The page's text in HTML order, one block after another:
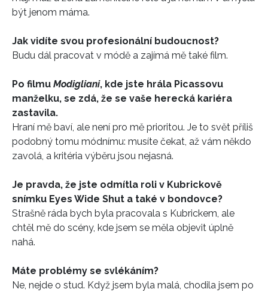
REDAKCE
být jenom máma.
Jak vidíte svou profesionální budoucnost?
Budu dál pracovat v módě a zajímá mě také film.
Po filmu Modigliani, kde jste hrála Picassovu
manželku, se zdá, že se vaše herecká kariéra
zastavila.
Hraní mě baví, ale není pro mě prioritou. Je to svět příliš
podobný tomu módnímu: musíte čekat, až vám někdo
zavolá, a kritéria výběru jsou nejasná.
Je pravda, že jste odmítla roli v Kubrickově
snímku Eyes Wide Shut a také v bondovce?
Strašně ráda bych byla pracovala s Kubrickem, ale
chtěl mě do scény, kde jsem se měla objevit úplně
nahá.
Máte problémy se svlékáním?
Ne, nejde o stud. Když jsem byla malá, chodila jsem po